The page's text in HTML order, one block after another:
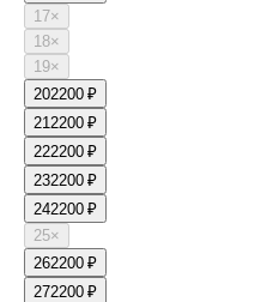
17×
18×
19×
202200 ₽
212200 ₽
222200 ₽
232200 ₽
242200 ₽
25×
262200 ₽
272200 ₽